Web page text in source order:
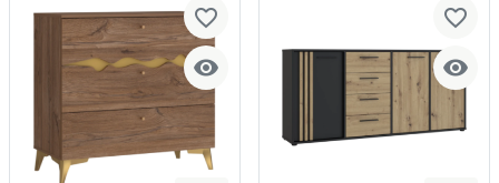

favorite_border

favorite_border